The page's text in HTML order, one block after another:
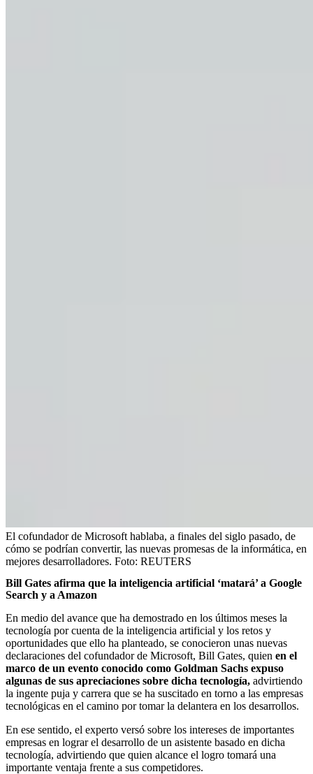
El cofundador de Microsoft hablaba, a finales del siglo pasado, de
cómo se podrían convertir, las nuevas promesas de la informática, en
mejores desarrolladores. Foto: REUTERS
Bill Gates afirma que la inteligencia artificial ‘matará’ a Google
Search y a Amazon
En medio del avance que ha demostrado en los últimos meses la
tecnología por cuenta de la inteligencia artificial y los retos y
oportunidades que ello ha planteado, se conocieron unas nuevas
declaraciones del cofundador de Microsoft, Bill Gates, quien en el
marco de un evento conocido como Goldman Sachs expuso
algunas de sus apreciaciones sobre dicha tecnología, advirtiendo
la ingente puja y carrera que se ha suscitado en torno a las empresas
tecnológicas en el camino por tomar la delantera en los desarrollos.
En ese sentido, el experto versó sobre los intereses de importantes
empresas en lograr el desarrollo de un asistente basado en dicha
tecnología, advirtiendo que quien alcance el logro tomará una
importante ventaja frente a sus competidores.